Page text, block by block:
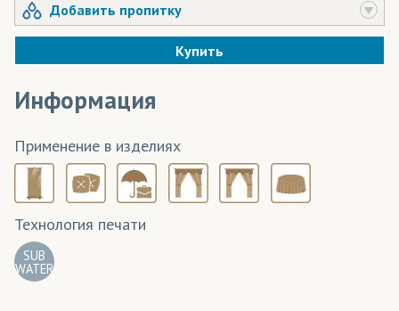
Добавить пропитку
Купить
Информация
Применение в изделиях
Технология печати
SUB
WATER